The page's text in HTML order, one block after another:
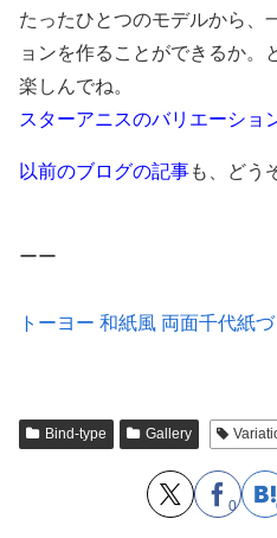
たったひとつのモデルから、
ョンを作ることができるか。
楽しんでね。
スターアニスのバリエーショ
以前のブログの記事も、どう
ーー
トーヨー 和紙風 両面千代紙
Bind-type Gallery
0